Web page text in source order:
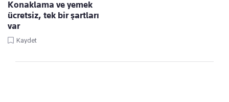
Konaklama ve yemek
ücretsiz, tek bir şartları
var
Kaydet